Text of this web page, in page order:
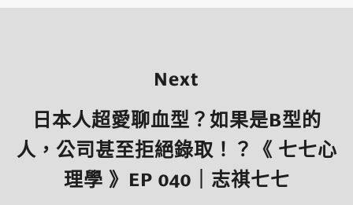
Next
日本人超愛聊血型？如果是B型的
人，公司甚至拒絕錄取！？《 七七心
理學 》EP 040｜志祺七七